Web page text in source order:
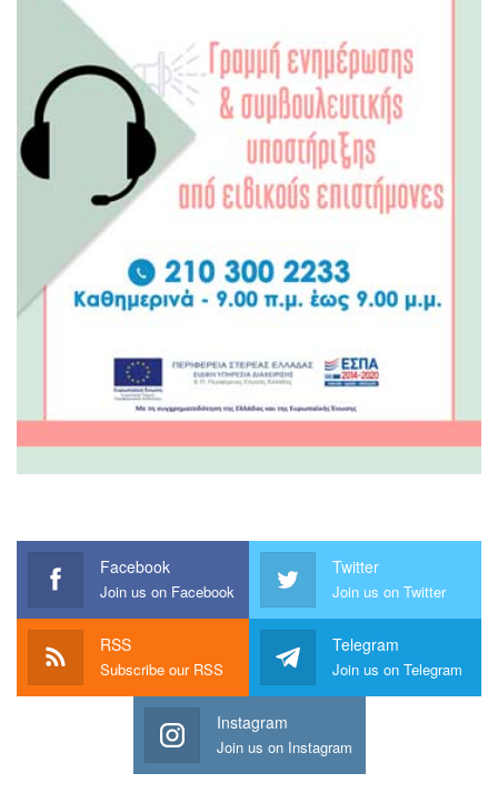
Facebook
Join us on Facebook
Twitter
Join us on Twitter
RSS
Subscribe our RSS
Telegram
Join us on Telegram
Instagram
Join us on Instagram